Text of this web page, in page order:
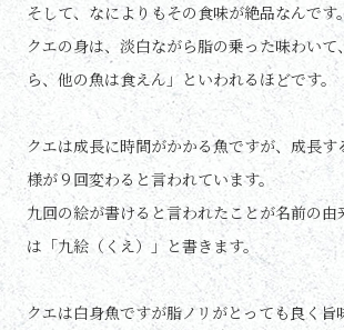
そして、なによりもその食味が絶品なんです
クエの身は、淡白ながら脂の乗った味わいて
ら、他の魚は食えん」といわれるほどです。
クエは成長に時間がかかる魚ですが、成長
様が９回変わると言われています。
九回の絵が書けると言われたことが名前の由
は「九絵（くえ）」と書きます。
クエは白身魚ですが脂ノリがとっても良く旨